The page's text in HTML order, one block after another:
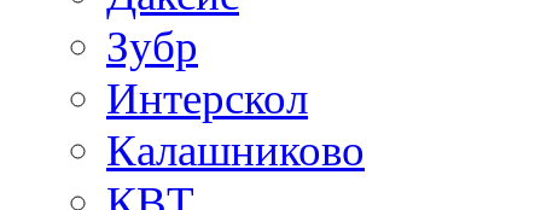
Зубр
Интерскол
Калашниково